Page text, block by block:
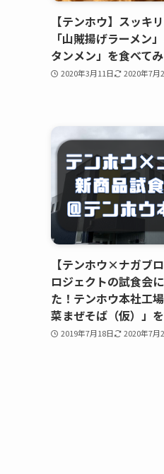
【テンホウ】スッキ
「山賊揚げラーメン
タンメン」を食べてみ
2020年3月11日 2020年7月
【テンホウ×ナガブ
ロジェクトの試食会
た！テンホウ本社工
菜まぜそば（仮）」
2019年7月18日 2020年7月